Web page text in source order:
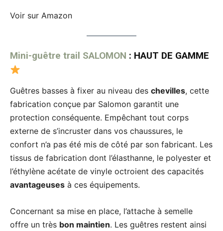
Voir sur Amazon
Mini-guêtre trail SALOMON : HAUT DE GAMME
Guêtres basses à fixer au niveau des chevilles, cette
fabrication conçue par Salomon garantit une
protection conséquente. Empêchant tout corps
externe de s’incruster dans vos chaussures, le
confort n’a pas été mis de côté par son fabricant. Les
tissus de fabrication dont l’élasthanne, le polyester et
l’éthylène acétate de vinyle octroient des capacités
avantageuses à ces équipements.
Concernant sa mise en place, l’attache à semelle
offre un très bon maintien. Les guêtres restent ainsi